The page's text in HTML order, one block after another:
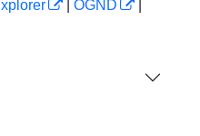
OGND